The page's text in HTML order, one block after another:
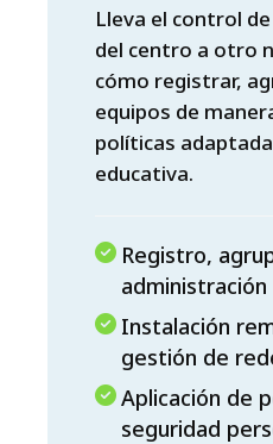
Lleva el control
del centro a otro
cómo registrar,
equipos de
políticas
educativa.
Registro,
Instalación
gestión de
Aplicación de
seguridad